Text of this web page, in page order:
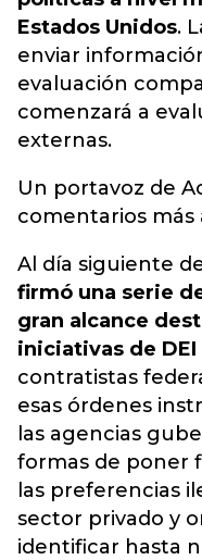
Estados Unidos.
enviar
evaluación
comenzará a
externas.
Un portavoz de
comentarios más
Al día siguiente
firmó una serie
gran alcance
iniciativas de DEI
contratistas
esas órdenes
las agencias
formas de poner
las preferencias
sector privado y
identificar hasta